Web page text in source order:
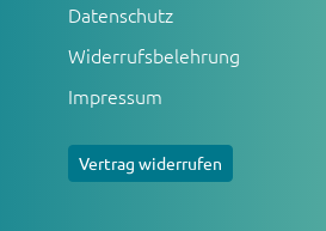
Datenschutz
Widerrufsbelehrung
Impressum
Vertrag widerrufen